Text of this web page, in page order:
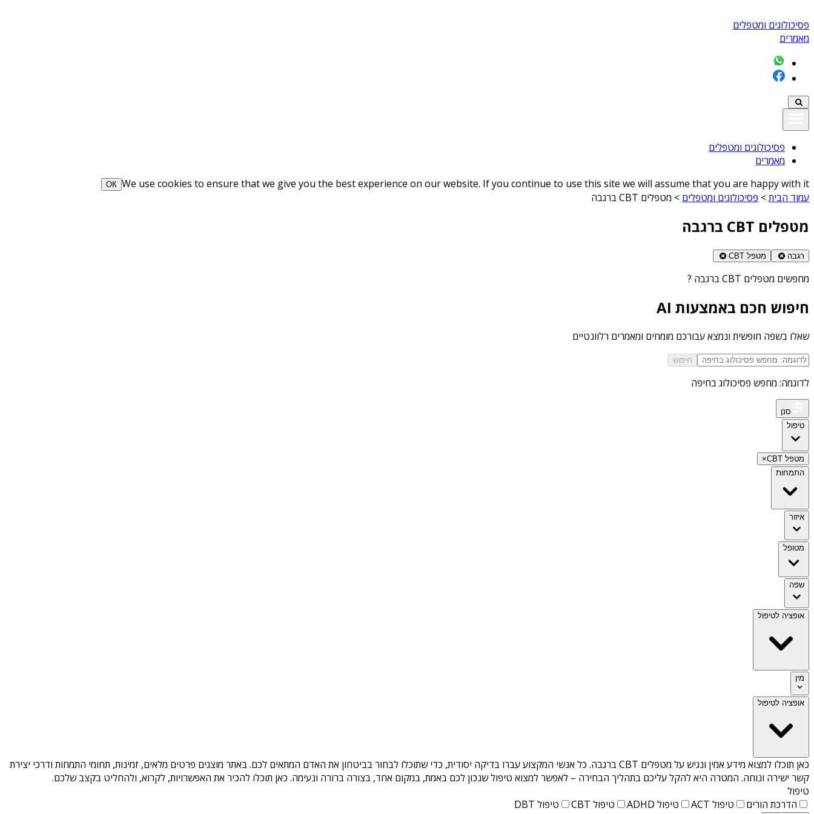
פסיכולוגים ומטפלים
מאמרים
פסיכולוגים ומטפלים
מאמרים
We use cookies to ensure that we give you the best experience on our website. If you continue to use this site we will assume that you are happy with it
ОК
עמוד הבית> פסיכולוגים ומטפלים > מטפלים CBT ברגבה
מטפלים CBT ברגבה
רגבה מטפל CBT
מחפשים מטפלים CBT ברגבה ?
חיפוש חכם באמצעות AI
שאלו בשפה חופשית ונמצא עבורכם מומחים ומאמרים רלוונטיים
חיפוש
לדוגמה: מחפש פסיכולוג בחיפה
סנן
טיפול
מטפל CBT
×
התמחות
איזור
מטופל
שפה
אופציה לטיפול
מין
אופציה לטיפול
כאן תוכלו למצוא מידע אמין ונגיש על מטפלים CBT ברגבה
. כל אנשי המקצוע עברו בדיקה יסודית, כדי שתוכלו לבחור בביטחון את האדם המתאים לכם. באתר מוצגים פרטים מלאים, זמינות, תחומי התמחות ודרכי יצירת
קשר ישירה ונוחה. המטרה היא להקל עליכם בתהליך הבחירה – לאפשר למצוא טיפול שנכון לכם באמת, במקום אחד, בצורה ברורה ונעימה. כאן תוכלו להכיר את האפשרויות, לקרוא, ולהחליט בקצב שלכם.
טיפול
הדרכת הורים
טיפול ACT טיפול ADHD טיפול CBT טיפול DBT